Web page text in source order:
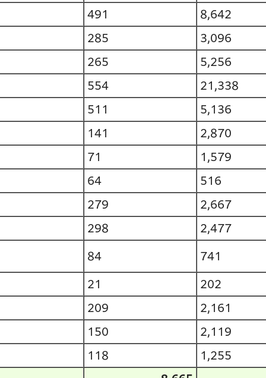
491 8,642
285 3,096
265 5,256
554 21,338
511 5,136
141 2,870
71 1,579
64 516
279 2,667
298 2,477
84 741
21 202
209 2,161
150 2,119
118 1,255